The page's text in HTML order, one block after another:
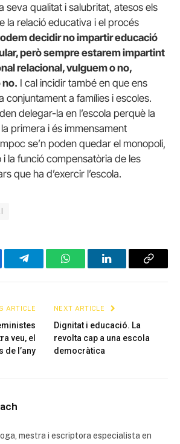
seva qualitat i salubritat, atesos els
la relació educativa i el procés
decidir no impartir educació
però sempre estarem impartint
relacional, vulguem o no,
I cal incidir també en que ens
conjuntament a famílies i escoles.
delegar-la en l’escola perquè la
primera i és immensament
se’n poden quedar el monopoli,
i la funció compensatòria de les
que ha d’exercir l’escola.
TelegramWhatsAppLinkedInCopy
ARTICLE
veu, el
de l’any
NEXT ARTICLE
Dignitat i educació. La
revolta cap a una escola
democràtica
mestra i escriptora especialista en